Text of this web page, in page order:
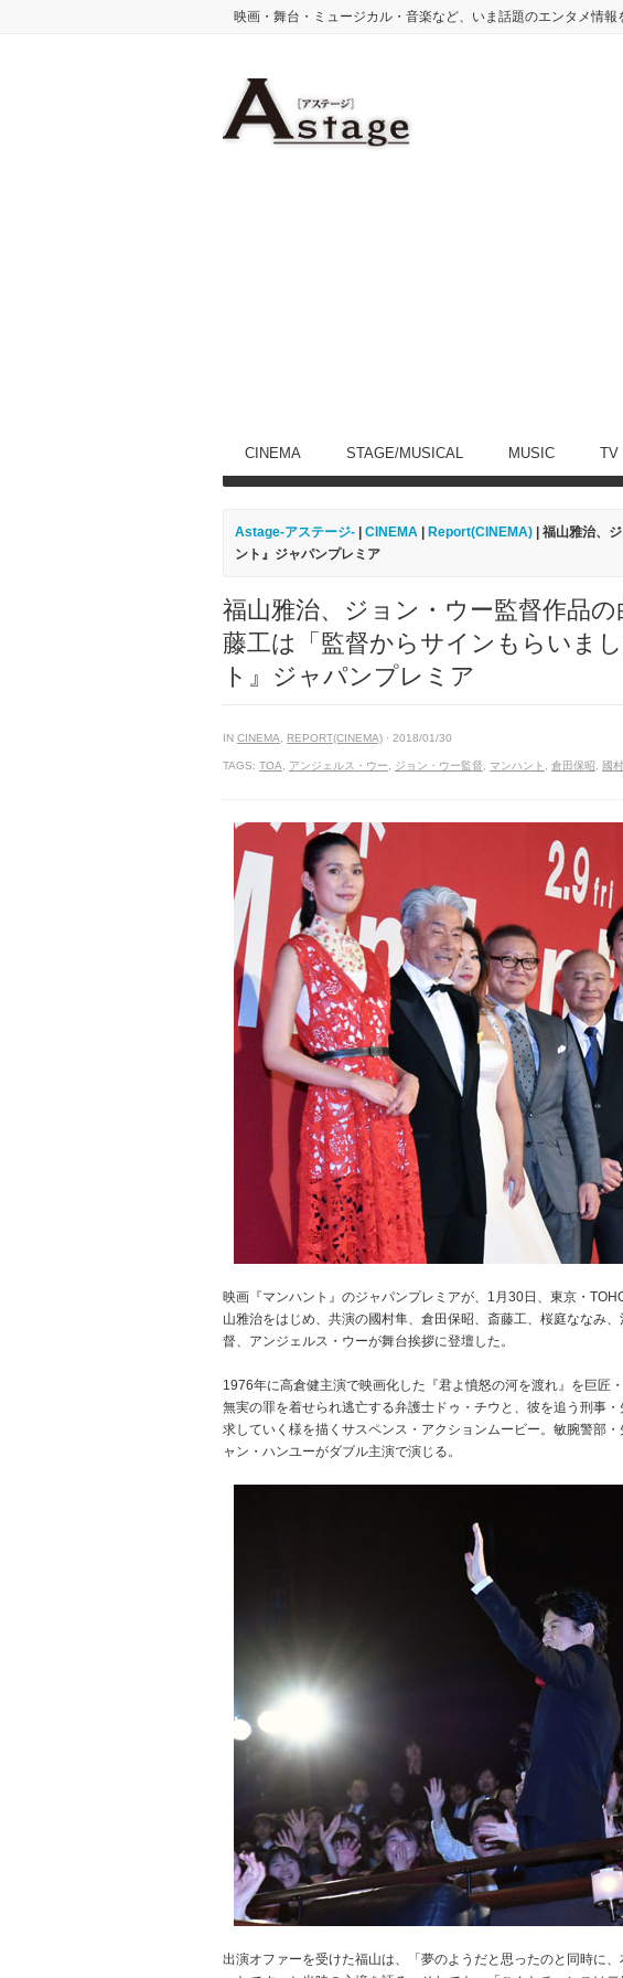
映画・舞台・ミュージカル・音楽など、いま話題のエンタメ情報
CINEMA STAGE/MUSICAL MUSIC TV
Astage-アステージ- CINEMA Report(CINEMA) | 福山雅治、
ント』ジャパンプレミア
福山雅治、ジョン・ウー監督作品
藤工は「監督からサインもらいま
ト』ジャパンプレミア
IN CINEMA REPORT(CINEMA) · 2018/01/30
TAGS: TOA アンジェルス・ウー ジョン・ウー監督 マンハント 倉田保昭 國
映画『マンハント』のジャパンプレミアが、1月30日、東京・
山雅治をはじめ、共演の國村隼、倉田保昭、斎藤工、桜庭ななみ
督、アンジェルス・ウーが舞台挨拶に登壇した。
1976年に高倉健主演で映画化した『君よ憤怒の河を渡れ』を巨匠
無実の罪を着せられ逃亡する弁護士ドゥ・チウと、彼を追う刑事
求していく様を描くサスペンス・アクションムービー。敏腕警部
ャン・ハンユーがダブル主演で演じる。
出演オファーを受けた福山は、「夢のようだと思ったのと同時に